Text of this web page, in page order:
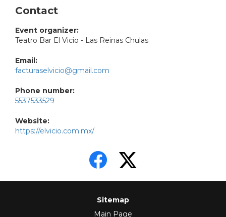
Contact
Event organizer:
Teatro Bar El Vicio - Las Reinas Chulas
Email:
facturaselvicio@gmail.com
Phone number:
5537533529
Website:
https://elvicio.com.mx/
Sitemap
Main Page